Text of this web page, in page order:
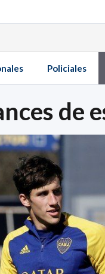
Policiales
de